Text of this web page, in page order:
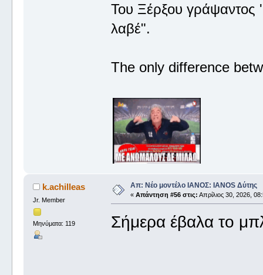
Του Ξέρξου
λαβέ".
The only difference
k.achilleas
Jr. Member
Μηνύματα: 119
Απ: Νέο μοντέλο ΙΑΝΟΣ: IANOS Δύτης
« Απάντηση #56 στις: Απρίλιος 30, 2026,
Σήμερα έβαλα το